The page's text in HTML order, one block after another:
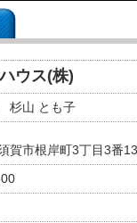
ウス(株)
杉山 とも子
賀市根岸町3丁目3